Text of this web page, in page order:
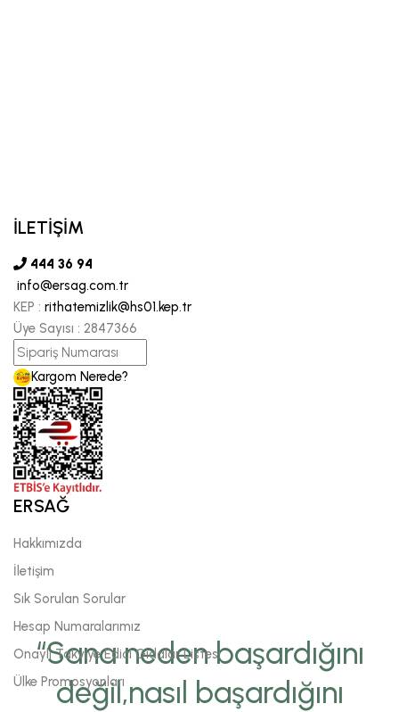
“Sana neden başardığını
değil,nasıl başardığını
İLETİŞİM
444 36 94
info@ersag.com.tr
KEP : rithatemizlik@hs01.kep.tr
Üye Sayısı : 2847366
Kargom Nerede?
ERSAĞ
Hakkımızda
İletişim
Sık Sorulan Sorular
Hesap Numaralarımız
Onaylı Takviye Edici Gıdalar Listesi
Ülke Promosyonları